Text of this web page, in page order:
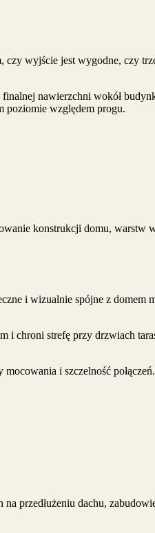
czy wyjście jest wygodne, czy
nawierzchni wokół
poziomie względem progu.
konstrukcji domu, warstw
i wizualnie spójne z domem
i chroni strefę przy drzwiach
i szczelność
przedłużeniu dachu,